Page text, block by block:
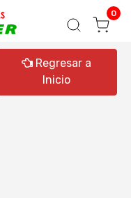
0
Regresar a
Inicio